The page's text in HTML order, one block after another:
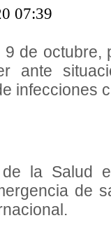
07:39
de
ante
infecciones
de la Salud
de